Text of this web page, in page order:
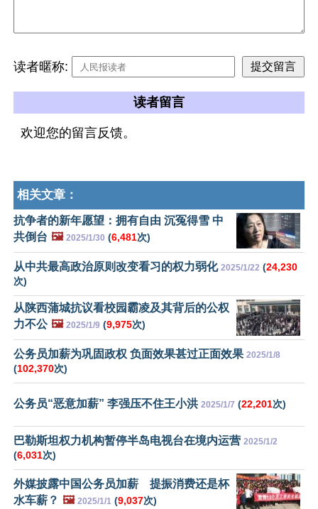
读者暱称:
读者留言
欢迎您的留言反馈。
相关文章：
抗争者的新年愿望：拥有自由 沉冤得雪 中
共倒台 🖼️ 2025/1/30 (6,481次)
从中共最高政治原则改变看习的权力弱化 2025/1/22 (24,230
次)
从陕西蒲城抗议看校园霸凌及其背后的公权
力不公 🖼️ 2025/1/9 (9,975次)
公务员加薪为巩固政权 负面效果甚过正面效果 2025/1/8
(102,370次)
公务员“恶意加薪” 李强压不住王小洪 2025/1/7 (22,201次)
巴勒斯坦权力机构暂停半岛电视台在境内运营 2025/1/2
(6,031次)
外媒披露中国公务员加薪 提振消费还是杯
水车薪？ 🖼️ 2025/1/1 (9,037次)